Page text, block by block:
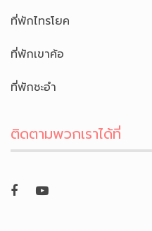
ที่พักไทรโยค
ที่พักเขาค้อ
ที่พักชะอำ
ติดตามพวกเราได้ที่